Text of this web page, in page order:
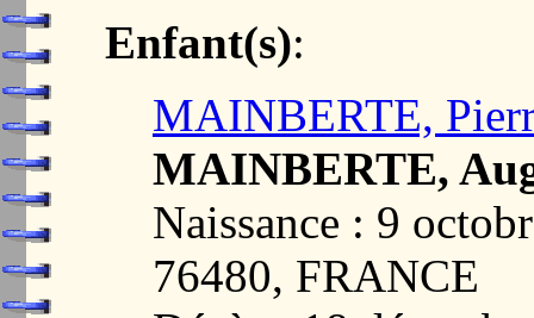
Enfant(s):
MAINBERTE,
MAINBERTE,
Naissance : 9
76480, FRANCE